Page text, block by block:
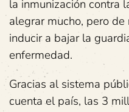
la inmunización contra
alegrar mucho, pero
inducir a bajar la
enfermedad.
Gracias al sistema
cuenta el país, las 3